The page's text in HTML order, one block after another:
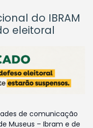
do IBRAM
eleitoral
de comunicação
Museus – Ibram e de